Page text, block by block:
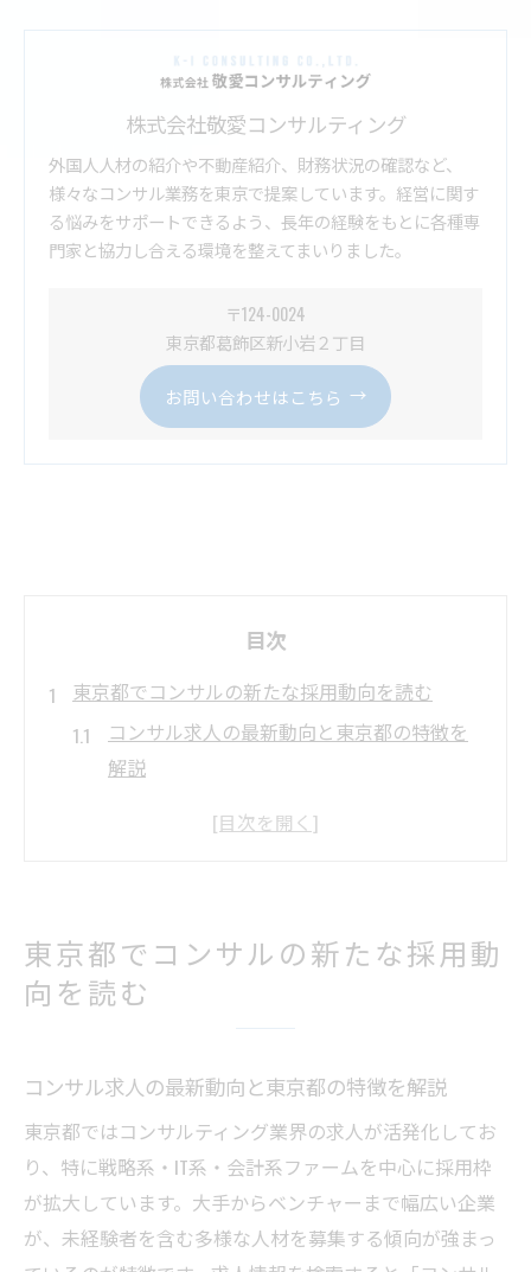
株式会社敬愛コンサルティング
外国人人材の紹介や不動産紹介、財務状況の確認など、
様々なコンサル業務を東京で提案しています。経営に関す
る悩みをサポートできるよう、長年の経験をもとに各種専
門家と協力し合える環境を整えてまいりました。
〒124-0024
東京都葛飾区新小岩２丁目
お問い合わせはこちら
目次
東京都でコンサルの新たな採用動向を読む
コンサル求人の最新動向と東京都の特徴を
解説
コンサルタント転職の難易度と実際の選考
フロー
未経験者がコンサル転職で直面する壁とは
何か
東京都でコンサルの新たな採用動
向を読む
コンサル求人の最新動向と東京都の特徴を解説
東京都ではコンサルティング業界の求人が活発化してお
り、特に戦略系・IT系・会計系ファームを中心に採用枠
が拡大しています。大手からベンチャーまで幅広い企業
が、未経験者を含む多様な人材を募集する傾向が強まっ